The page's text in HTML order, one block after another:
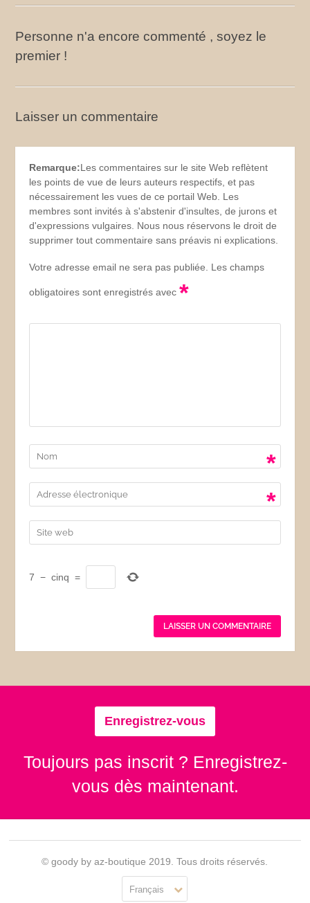
Personne n'a encore commenté , soyez le
premier !
Laisser un commentaire
Remarque:Les commentaires sur le site Web reflètent
les points de vue de leurs auteurs respectifs, et pas
nécessairement les vues de ce portail Web. Les
membres sont invités à s'abstenir d'insultes, de jurons et
d'expressions vulgaires. Nous nous réservons le droit de
supprimer tout commentaire sans préavis ni explications.
Votre adresse email ne sera pas publiée. Les champs
obligatoires sont enregistrés avec*
*
*
7 − cinq =
Enregistrez-vous
Toujours pas inscrit ? Enregistrez-
vous dès maintenant.
© goody by az-boutique 2019. Tous droits réservés.
Français